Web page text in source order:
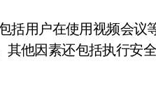
括用户在使用视频会
他因素还包括执行安